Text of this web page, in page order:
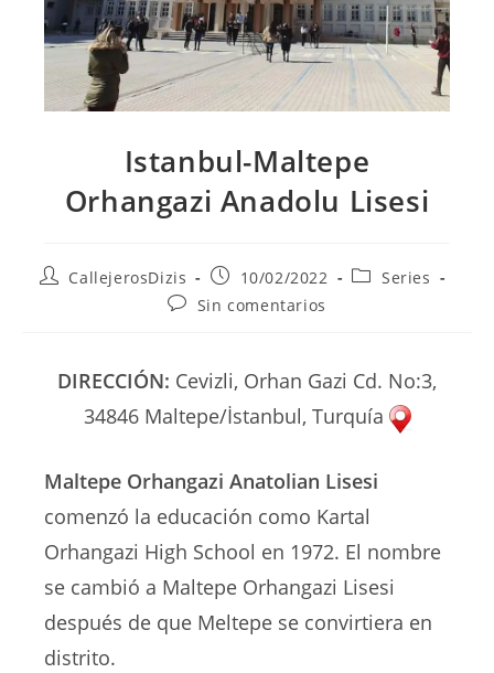
Istanbul-Maltepe
Orhangazi Anadolu Lisesi
AutorCallejerosDizis
Publicación
la
10/02/2022
Categoría
Series
Comentarios
Sin comentarios
DIRECCIÓN: Cevizli, Orhan Gazi Cd. No:3,
34846 Maltepe/İstanbul, Turquía
Maltepe Orhangazi Anatolian Lisesi
comenzó la educación como Kartal
Orhangazi High School en 1972. El nombre
se cambió a Maltepe Orhangazi Lisesi
después de que Meltepe se convirtiera en
distrito.